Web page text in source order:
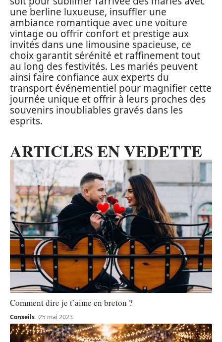
une berline luxueuse, insuffler une
ambiance romantique avec une voiture
vintage ou offrir confort et prestige aux
invités dans une limousine spacieuse, ce
choix garantit sérénité et raffinement tout
au long des festivités. Les mariés peuvent
ainsi faire confiance aux experts du
transport événementiel pour magnifier cette
journée unique et offrir à leurs proches des
souvenirs inoubliables gravés dans les
esprits.
ARTICLES EN VEDETTE
Comment dire je t’aime en breton ?
Conseils 25 mai 2023